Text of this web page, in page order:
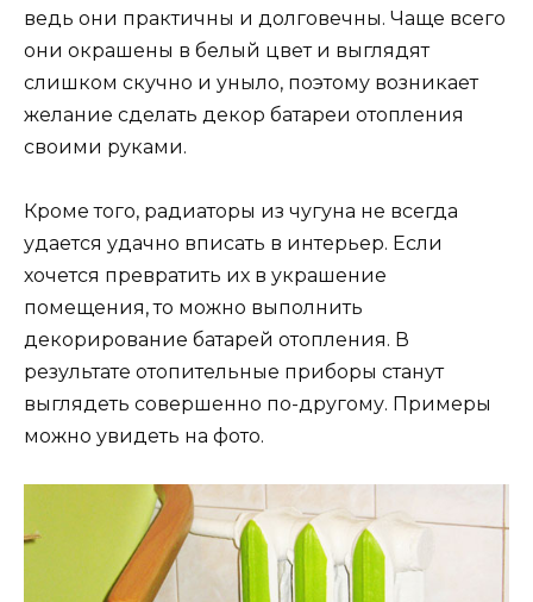
ведь они практичны и долговечны. Чаще всего
они окрашены в белый цвет и выглядят
слишком скучно и уныло, поэтому возникает
желание сделать декор батареи отопления
своими руками.
Кроме того, радиаторы из чугуна не всегда
удается удачно вписать в интерьер. Если
хочется превратить их в украшение
помещения, то можно выполнить
декорирование батарей отопления. В
результате отопительные приборы станут
выглядеть совершенно по-другому. Примеры
можно увидеть на фото.